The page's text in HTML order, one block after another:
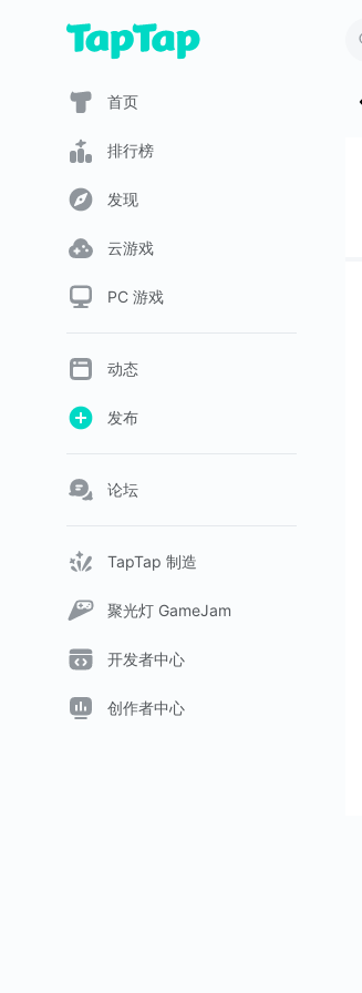
首页
排行榜
发现
云游戏
PC 游戏
动态
发布
论坛
TapTap 制造
聚光灯 GameJam
开发者中心
创作者中心